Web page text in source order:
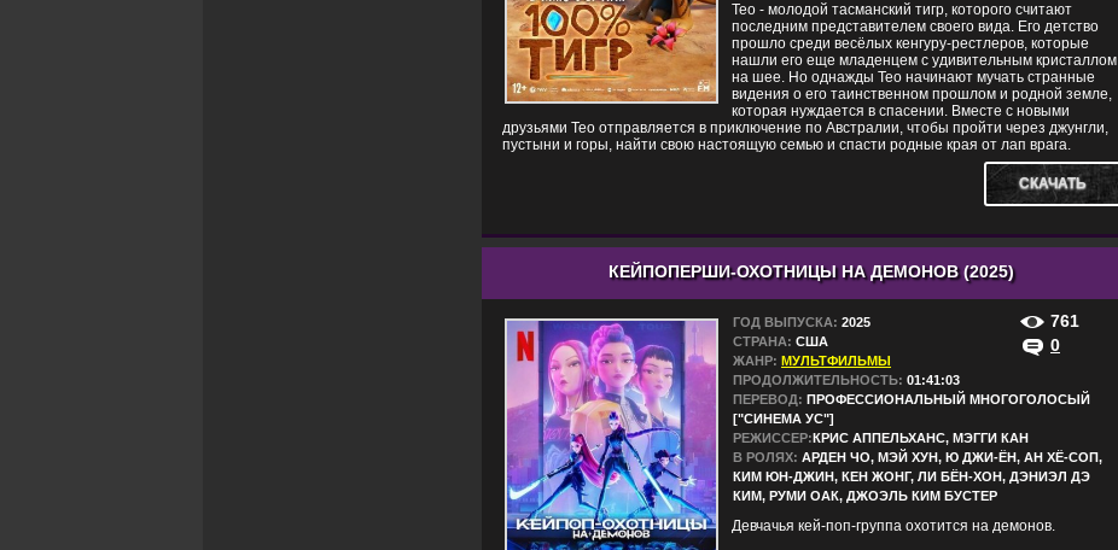
Тео - молодой тасманский тигр, которого считают
последним представителем своего вида. Его детство
прошло среди весёлых кенгуру-рестлеров, которые
нашли его еще младенцем с удивительным кристаллом
на шее. Но однажды Тео начинают мучать странные
видения о его таинственном прошлом и родной земле,
которая нуждается в спасении. Вместе с новыми
друзьями Тео отправляется в приключение по Австралии, чтобы пройти через джунгли,
пустыни и горы, найти свою настоящую семью и спасти родные края от лап врага.
СКАЧАТЬ
КЕЙПОПЕРШИ-ОХОТНИЦЫ НА ДЕМОНОВ (2025)
761
0
ГОД ВЫПУСКА: 2025
СТРАНА: США
ЖАНР: МУЛЬТФИЛЬМЫ
ПРОДОЛЖИТЕЛЬНОСТЬ: 01:41:03
ПЕРЕВОД: ПРОФЕССИОНАЛЬНЫЙ МНОГОГОЛОСЫЙ
["СИНЕМА УС"]
РЕЖИССЕР:КРИС АППЕЛЬХАНС, МЭГГИ КАН
В РОЛЯХ: АРДЕН ЧО, МЭЙ ХУН, Ю ДЖИ-ЁН, АН ХЁ-СОП,
КИМ ЮН-ДЖИН, КЕН ЖОНГ, ЛИ БЁН-ХОН, ДЭНИЭЛ ДЭ
КИМ, РУМИ ОАК, ДЖОЭЛЬ КИМ БУСТЕР
Девчачья кей-поп-группа охотится на демонов.